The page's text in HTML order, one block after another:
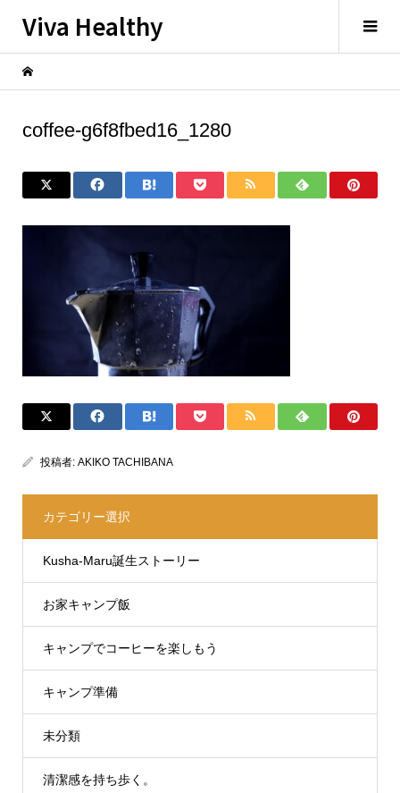
Viva Healthy
coffee-g6f8fbed16_1280
投稿者: AKIKO TACHIBANA
カテゴリー選択
Kusha-Maru誕生ストーリー
お家キャンプ飯
キャンプでコーヒーを楽しもう
キャンプ準備
未分類
清潔感を持ち歩く。